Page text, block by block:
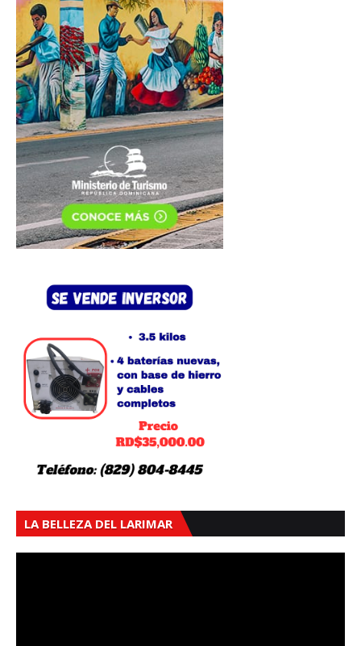
LA BELLEZA DEL LARIMAR